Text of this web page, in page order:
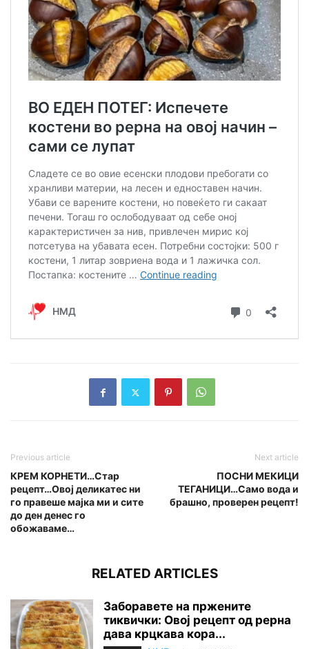
Previous article
КРЕМ КОРНЕТИ…Стар
рецепт…Овој деликатес ни
го правеше мајка ми и сите
до ден денес го
обожаваме…
Next article
ПОСНИ МЕКИЦИ
ТЕГАНИЦИ…Само вода и
брашно, проверен рецепт!
RELATED ARTICLES
Заборавете на пржените
тиквички: Овој рецепт од рерна
дава крцкава кора...